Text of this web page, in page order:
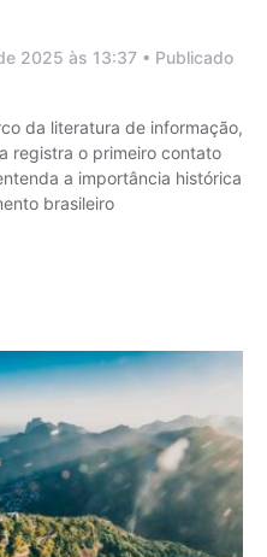
2025 às 13:37 • Publicado
da literatura de informação,
registra o primeiro contato
a importância histórica
brasileiro